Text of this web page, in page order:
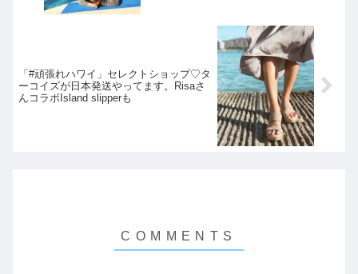
「#頑張れハワイ」セレクトショップ♡タ
ーコイズが日本発送やってます。Risaさ
んコラボIsland slipper も